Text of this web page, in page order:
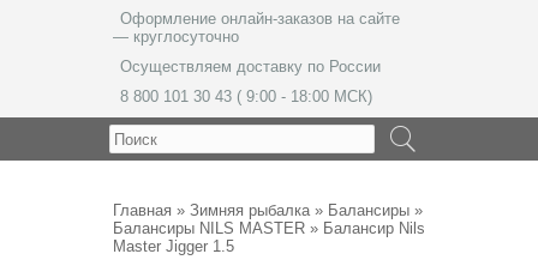
Оформление онлайн-заказов на сайте
— круглосуточно
Осуществляем доставку по России
8 800 101 30 43 ( 9:00 - 18:00 МСК)
Главная » Зимняя рыбалка» Балансиры »
Балансиры NILS MASTER » Балансир Nils
Master Jigger 1.5